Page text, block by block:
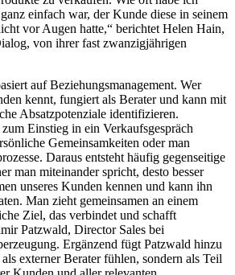
einfach war, der Kunde diese in seinem
vor Augen hatte,“ berichtet Helen Hain,
von ihrer fast zwanzigjährigen
auf Beziehungsmanagement. Wer
kennt, fungiert als Berater und kann mit
Absatzpotenziale identifizieren.
Einstieg in ein Verkaufsgespräch
Gemeinsamkeiten oder man
Daraus entsteht häufig gegenseitige
man miteinander spricht, desto besser
unseres Kunden kennen und kann ihn
Man zieht gemeinsamen an einem
Ziel, das verbindet und schafft
Patzwald, Director Sales bei
Ergänzend fügt Patzwald hinzu
externer Berater fühlen, sondern als Teil